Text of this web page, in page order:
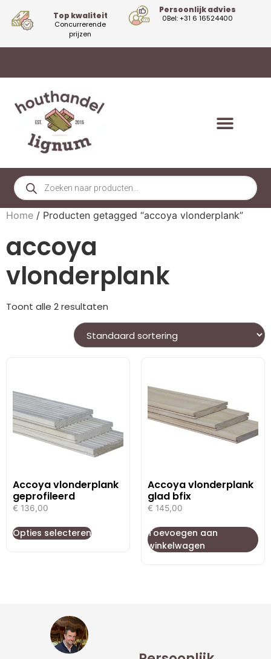
Top kwaliteit
Concurrerende
prijzen
Persoonlijk advies
0Bel: +31 6 16524400
Home / Producten getagged “accoya vlonderplank”
accoya
vlonderplank
Toont alle 2 resultaten
Accoya vlonderplank
geprofileerd
€ 136,00
Opties selecteren
Accoya vlonderplank
glad bfix
€ 145,00
Toevoegen aan
winkelwagen